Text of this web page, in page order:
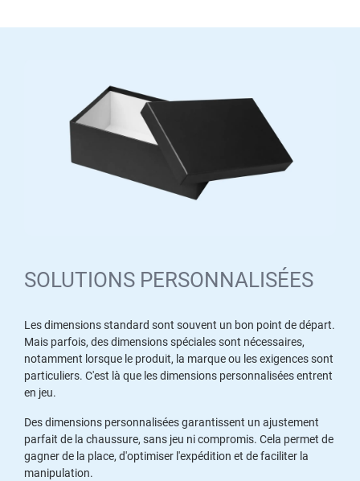
SOLUTIONS PERSONNALISÉES
Les dimensions standard sont souvent un bon point de départ.
Mais parfois, des dimensions spéciales sont nécessaires,
notamment lorsque le produit, la marque ou les exigences sont
particuliers. C'est là que les dimensions personnalisées entrent
en jeu.
Des dimensions personnalisées garantissent un ajustement
parfait de la chaussure, sans jeu ni compromis. Cela permet de
gagner de la place, d'optimiser l'expédition et de faciliter la
manipulation.